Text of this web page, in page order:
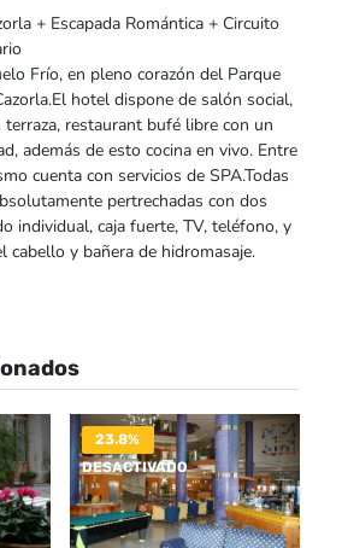
+ Escapada Romántica + Circuito
Frío, en pleno corazón del Parque
hotel dispone de salón social,
terraza, restaurant bufé libre con un
además de esto cocina en vivo. Entre
cuenta con servicios de SPA.Todas
pertrechadas con dos
individual, caja fuerte, TV, teléfono, y
cabello y bañera de hidromasaje.
23.8%
DESACTIVADO